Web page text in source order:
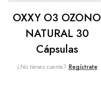
OXXY O3 OZONO
NATURAL 30
Cápsulas
¿No tienes cuenta? Regístrate